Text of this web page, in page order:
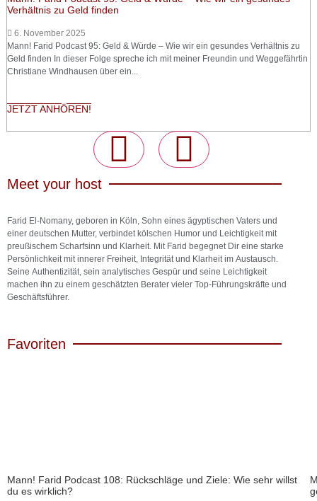
Verhältnis zu Geld finden
6. November 2025
Mann! Farid Podcast 95: Geld & Würde – Wie wir ein gesundes Verhältnis zu
Geld finden In dieser Folge spreche ich mit meiner Freundin und Weggefährtin
Christiane Windhausen über ein...
JETZT ANHÖREN!
Meet your host
Farid El-Nomany, geboren in Köln, Sohn eines ägyptischen Vaters und
einer deutschen Mutter, verbindet kölschen Humor und Leichtigkeit mit
preußischem Scharfsinn und Klarheit. Mit Farid begegnet Dir eine starke
Persönlichkeit mit innerer Freiheit, Integrität und Klarheit im Austausch.
Seine Authentizität, sein analytisches Gespür und seine Leichtigkeit
machen ihn zu einem geschätzten Berater vieler Top-Führungskräfte und
Geschäftsführer.
Favoriten
Mann! Farid Podcast 108: Rückschläge und Ziele: Wie sehr willst
du es wirklich?